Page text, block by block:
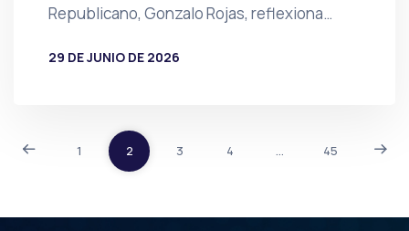
Republicano, Gonzalo Rojas, reflexiona…
29 DE JUNIO DE 2026
1 2 3 4 … 45